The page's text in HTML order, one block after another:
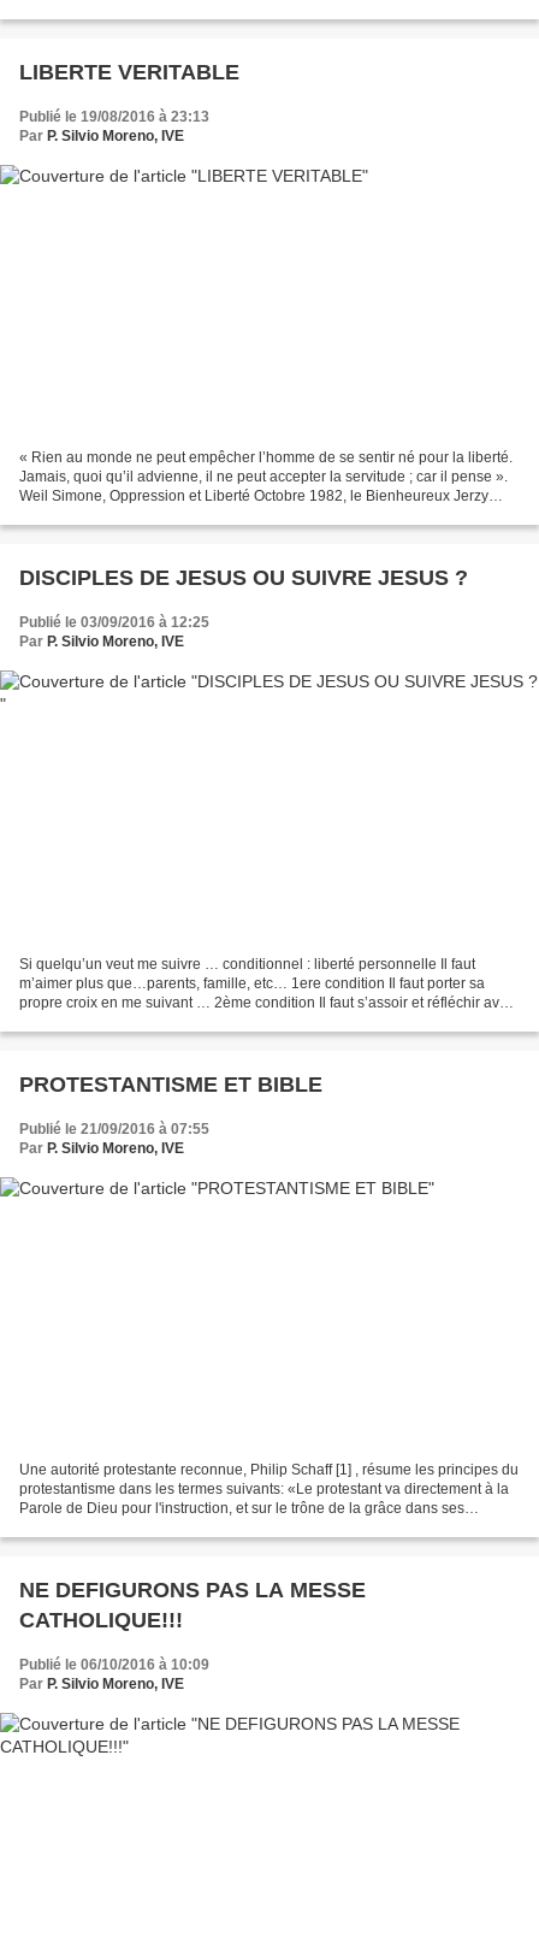
LIBERTE VERITABLE
Publié le 19/08/2016 à 23:13
Par P. Silvio Moreno, IVE
« Rien au monde ne peut empêcher l’homme de se sentir né pour la liberté.
Jamais, quoi qu’il advienne, il ne peut accepter la servitude ; car il pense ».
Weil Simone, Oppression et Liberté Octobre 1982, le Bienheureux Jerzy
DISCIPLES DE JESUS OU SUIVRE JESUS ?
Publié le 03/09/2016 à 12:25
Par P. Silvio Moreno, IVE
Si quelqu’un veut me suivre … conditionnel : liberté personnelle Il faut
m’aimer plus que…parents, famille, etc… 1ere condition Il faut porter sa
propre croix en me suivant … 2ème condition Il faut s’assoir et réfléchir avant
PROTESTANTISME ET BIBLE
Publié le 21/09/2016 à 07:55
Par P. Silvio Moreno, IVE
Une autorité protestante reconnue, Philip Schaff [1] , résume les principes du
protestantisme dans les termes suivants: «Le protestant va directement à la
Parole de Dieu pour l'instruction, et sur le trône de la grâce dans ses
NE DEFIGURONS PAS LA MESSE
CATHOLIQUE!!!
Publié le 06/10/2016 à 10:09
Par P. Silvio Moreno, IVE